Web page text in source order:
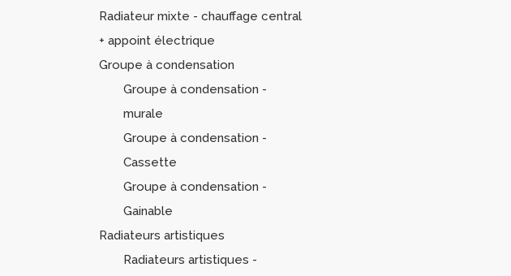
Radiateur mixte - chauffage central
+ appoint électrique
Groupe à condensation
Groupe à condensation -
murale
Groupe à condensation -
Cassette
Groupe à condensation -
Gainable
Radiateurs artistiques
Radiateurs artistiques -